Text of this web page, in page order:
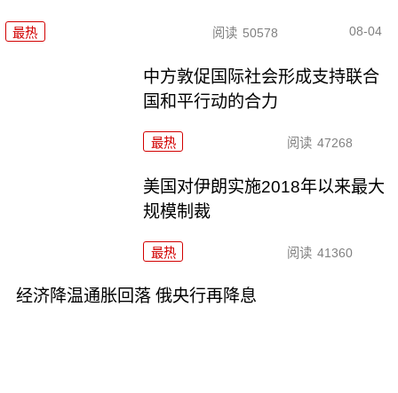
最热 阅读 50578 08-04
中方敦促国际社会形成支持联合
国和平行动的合力
最热 阅读 47268
美国对伊朗实施2018年以来最大
规模制裁
最热 阅读 41360
经济降温通胀回落 俄央行再降息